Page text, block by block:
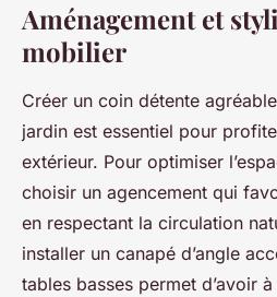
Aménagement et
mobilier
Créer un coin détente
jardin est essentiel pour
extérieur. Pour optimiser
choisir un agencement qui
en respectant la circulation
installer un canapé d’angle
tables basses permet d’avoir